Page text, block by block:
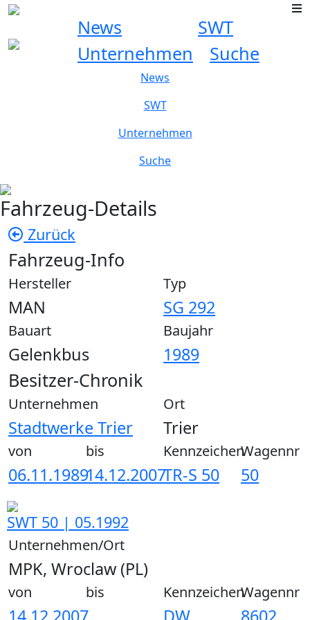
News
SWT
Unternehmen
Suche
News
SWT
Unternehmen
Suche
Fahrzeug-Details
Zurück
Fahrzeug-Info
Hersteller
MAN
Typ
SG 292
Bauart
Gelenkbus
Baujahr
1989
Besitzer-Chronik
Unternehmen
Stadtwerke Trier
Ort
Trier
von
06.11.1989
bis
14.12.2007
Kennzeichen
TR-S 50
Wagennr
50
SWT 50 | 05.1992
Unternehmen/Ort
MPK, Wroclaw (PL)
von bis KennzeichenWagennr